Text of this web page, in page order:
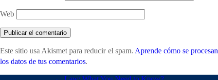
Web
Este sitio usa Akismet para reducir el spam. Aprende cómo se procesan
los datos de tus comentarios.